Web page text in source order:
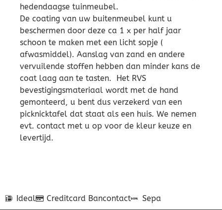
hedendaagse tuinmeubel.
De coating van uw buitenmeubel kunt u
beschermen door deze ca 1 x per half jaar
schoon te maken met een licht sopje (
afwasmiddel). Aanslag van zand en andere
vervuilende stoffen hebben dan minder kans de
coat laag aan te tasten. Het RVS
bevestigingsmateriaal wordt met de hand
gemonteerd, u bent dus verzekerd van een
picknicktafel dat staat als een huis. We nemen
evt. contact met u op voor de kleur keuze en
levertijd.
Ideal Creditcard Bancontact Sepa